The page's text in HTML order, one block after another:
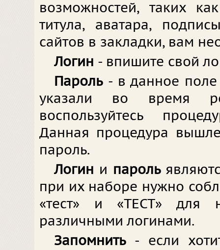
возможностей, таких
титула, аватара,
сайтов в закладки, вам
Логин - впишите свой
Пароль- в данное поле
указали во время
воспользуйтесь
Данная процедура
пароль.
Логин и пароль
при их наборе нужно
«тест» и «ТЕСТ» для
различными логинами.
Запомнить- если